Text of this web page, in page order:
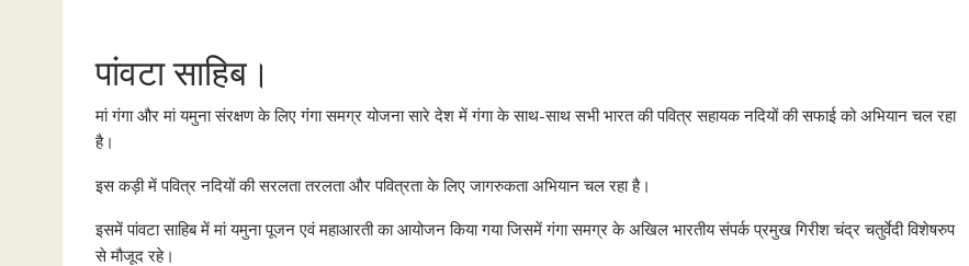
पांवटा साहिब।
मां गंगा और मां यमुना संरक्षण के लिए गंंगा समग्र योजना सारे देश में गंगा के साथ-साथ सभी भारत की पवित्र सहायक नदियों की सफाई को अभियान चल रहा
है।
इस कड़ी में पवित्र नदियों की सरलता तरलता और पवित्रता के लिए जागरुकता अभियान चल रहा है।
इसमें पांवटा साहिब में मां यमुना पूजन एवं महाआरती का आयोजन किया गया जिसमें गंगा समग्र के अखिल भारतीय संपर्क प्रमुख गिरीश चंद्र चतुर्वेदी विशेषरुप
से मौजूद रहे।